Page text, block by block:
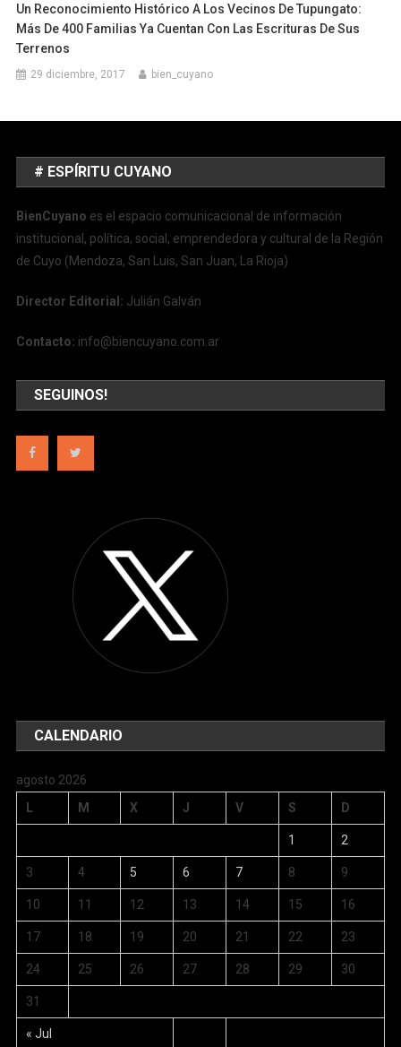
Un Reconocimiento Histórico A Los Vecinos De Tupungato:
Más De 400 Familias Ya Cuentan Con Las Escrituras De Sus
Terrenos
29 diciembre, 2017 bien_cuyano
# ESPÍRITU CUYANO
BienCuyano es el espacio comunicacional de información
institucional, política, social, emprendedora y cultural de la Región
de Cuyo (Mendoza, San Luis, San Juan, La Rioja)
Director Editorial: Julián Galván
Contacto: info@biencuyano.com.ar
SEGUINOS!
CALENDARIO
agosto 2026
L
M X J V S D
« Jul
1 2
3 4 5 6 7 8 9
10 11 12 13 14 15 16
17 18 19 20 21 22 23
24 25 26 27 28 29 30
31